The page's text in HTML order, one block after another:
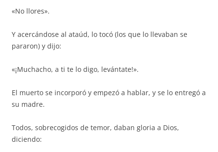
«No llores».
Y acercándose al ataúd, lo tocó (los que lo llevaban se
pararon) y dijo:
«¡Muchacho, a ti te lo digo, levántate!».
El muerto se incorporó y empezó a hablar, y se lo entregó a
su madre.
Todos, sobrecogidos de temor, daban gloria a Dios,
diciendo: